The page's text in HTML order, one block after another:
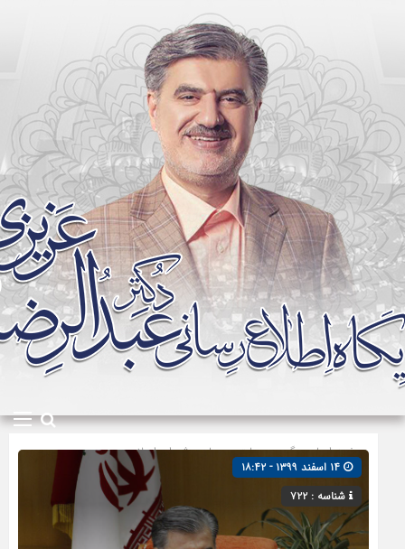
صفحه اصلی» گروه »دولت»مجلس شورای اسلامی
شناسه : ۷۲۲